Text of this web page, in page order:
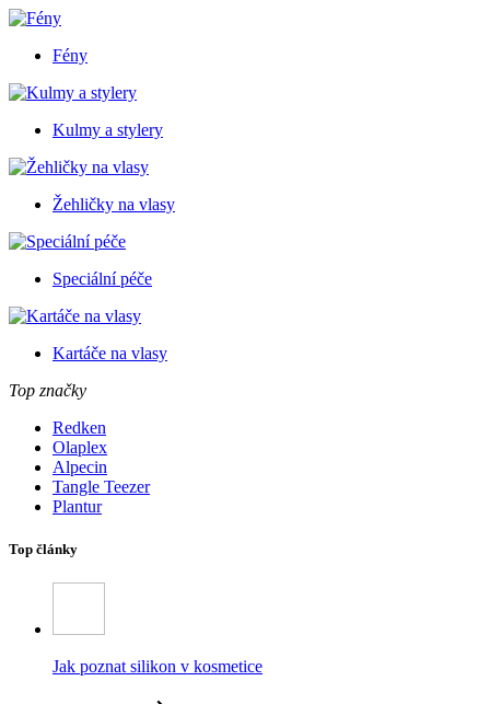
Fény
Kulmy a stylery
Žehličky na vlasy
Speciální péče
Kartáče na vlasy
Top značky
Redken
Olaplex
Alpecin
Tangle Teezer
Plantur
Top články
Jak poznat silikon v kosmetice